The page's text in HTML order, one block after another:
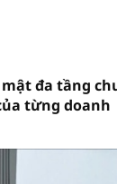
đa tầng
từng doanh